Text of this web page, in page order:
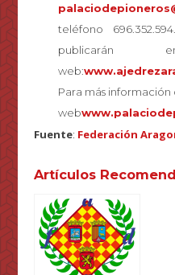
teléfono
web:
Para más información
web
Fuente: Federación
Artículos